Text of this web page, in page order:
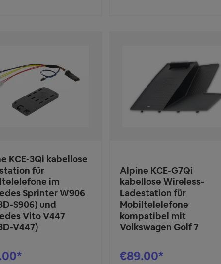
KCE-3Qi kabellose
für
im
Sprinter W906
S906) und
Vito V447
V447)
Alpine KCE-G7Qi
kabellose Wireless-
Ladestation für
Mobiltelelefone
kompatibel mit
Volkswagen Golf 7
€89.00*